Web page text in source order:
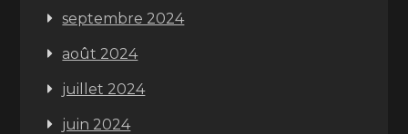
septembre 2024
août 2024
juillet 2024
juin 2024